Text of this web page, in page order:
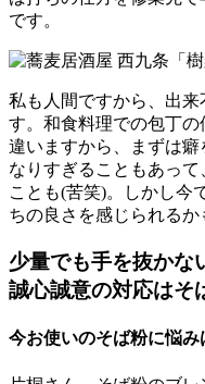
です。
私も人間ですから、出
す。和食料理での包丁
違いますから、まずは癖
なりすぎることもあっ
ことも(苦笑)。しかし今
ちの良さを感じられる
少量でも手を抜かな
誠心誠意の対応はそ
今お使いのそば粉に悩み